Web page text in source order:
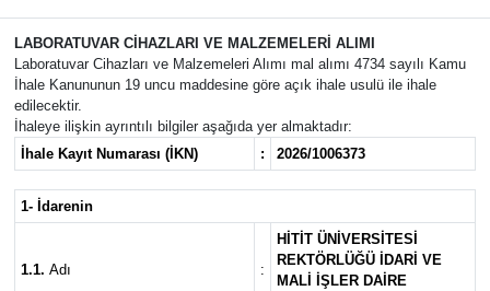
LABORATUVAR CİHAZLARI VE MALZEMELERİ ALIMI
Laboratuvar Cihazları ve Malzemeleri Alımı mal alımı 4734 sayılı Kamu
İhale Kanununun 19 uncu maddesine göre açık ihale usulü ile ihale
edilecektir.
İhaleye ilişkin ayrıntılı bilgiler aşağıda yer almaktadır:
İhale Kayıt Numarası (İKN)
: 2026/1006373
1- İdarenin
1.1. Adı :
HİTİT ÜNİVERSİTESİ
REKTÖRLÜĞÜ İDARİ VE
MALİ İŞLER DAİRE
Bayat
Boğazkale
Dodurga
İskilip
Kargı
Süper Lig Puan Durumu ve Fikstür
Tüm Manşetler
Son Dakika Haberleri
Haber Arşivi